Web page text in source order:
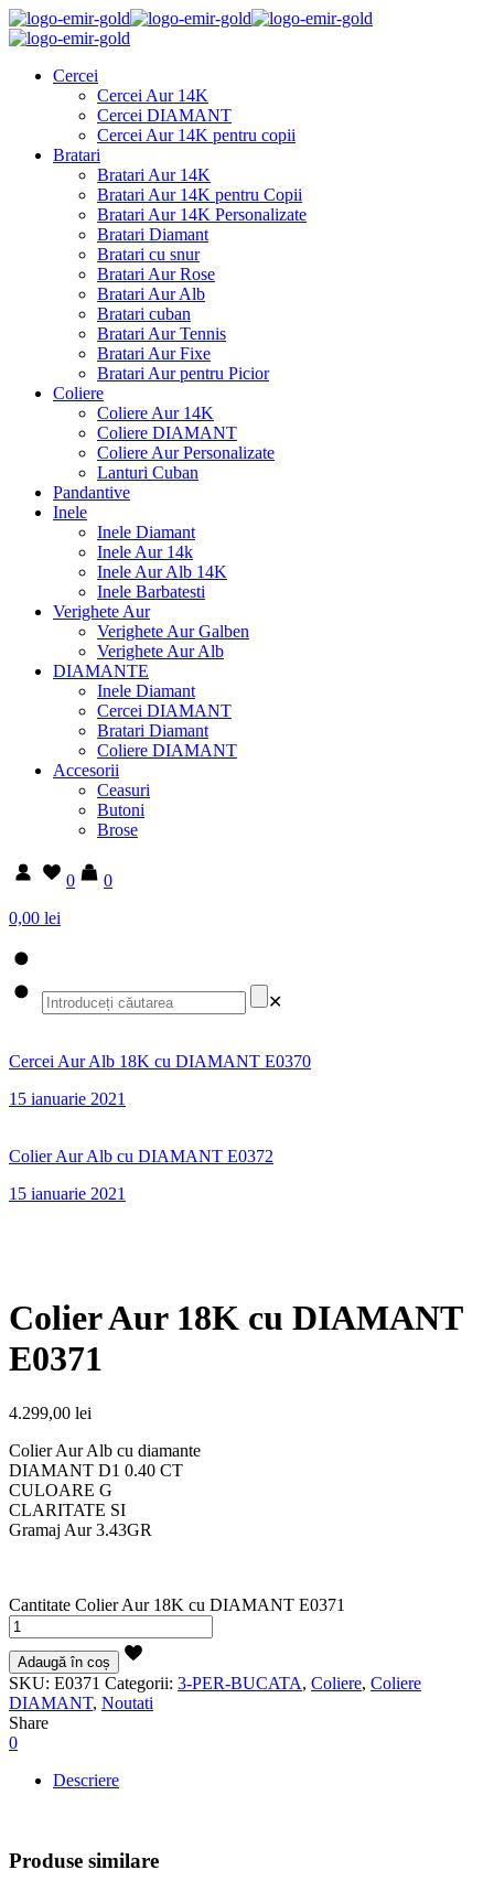
Cercei
Cercei Aur 14K
Cercei DIAMANT
Cercei Aur 14K pentru copii
Bratari
Bratari Aur 14K
Bratari Aur 14K pentru Copii
Bratari Aur 14K Personalizate
Bratari Diamant
Bratari cu snur
Bratari Aur Rose
Bratari Aur Alb
Bratari cuban
Bratari Aur Tennis
Bratari Aur Fixe
Bratari Aur pentru Picior
Coliere
Coliere Aur 14K
Coliere DIAMANT
Coliere Aur Personalizate
Lanturi Cuban
Pandantive
Inele
Inele Diamant
Inele Aur 14k
Inele Aur Alb 14K
Inele Barbatesti
Verighete Aur
Verighete Aur Galben
Verighete Aur Alb
DIAMANTE
Inele Diamant
Cercei DIAMANT
Bratari Diamant
Coliere DIAMANT
Accesorii
Ceasuri
Butoni
Brose
0
0
0,00 lei
✕
Cercei Aur Alb 18K cu DIAMANT E0370
15 ianuarie 2021
Colier Aur Alb cu DIAMANT E0372
15 ianuarie 2021
Colier Aur 18K cu DIAMANT
E0371
4.299,00 lei
Colier Aur Alb cu diamante
DIAMANT D1 0.40 CT
CULOARE G
CLARITATE SI
Gramaj Aur 3.43GR
Cantitate Colier Aur 18K cu DIAMANT E0371
Adaugă în coș
SKU: E0371 Categorii: 3-PER-BUCATA, Coliere, Coliere
DIAMANT, Noutati
Share
0
Descriere
Produse similare